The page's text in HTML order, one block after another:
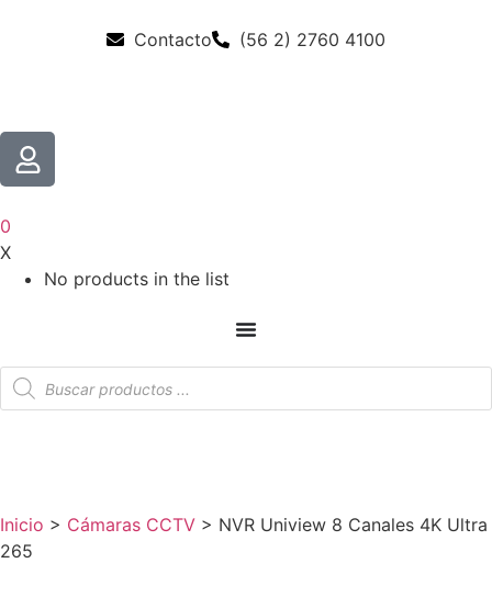
Contacto (56 2) 2760 4100
0
X
No products in the list
Inicio > Cámaras CCTV > NVR Uniview 8 Canales 4K Ultra
265